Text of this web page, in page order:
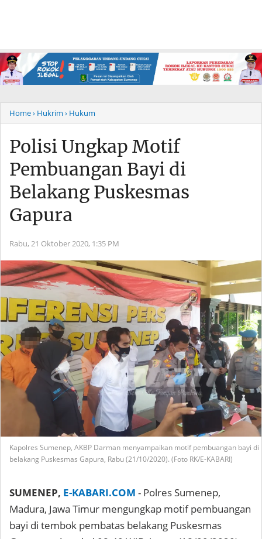
Home› Hukrim › Hukum
Polisi Ungkap Motif
Pembuangan Bayi di
Belakang Puskesmas
Gapura
Rabu, 21 Oktober 2020, 1:35 PM
Kapolres Sumenep, AKBP Darman menyampaikan motif pembuangan bayi di
belakang Puskesmas Gapura, Rabu (21/10/2020). (Foto RK/E-KABARI)
SUMENEP, E-KABARI.COM - Polres Sumenep,
Madura, Jawa Timur mengungkap motif pembuangan
bayi di tembok pembatas belakang Puskesmas